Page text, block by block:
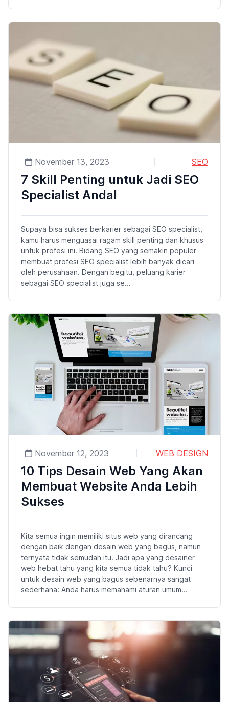
November 13, 2023 SEO
7 Skill Penting untuk Jadi SEO
Specialist Andal
Supaya bisa sukses berkarier sebagai SEO specialist,
kamu harus menguasai ragam skill penting dan khusus
untuk profesi ini. Bidang SEO yang semakin populer
membuat profesi SEO specialist lebih banyak dicari
oleh perusahaan. Dengan begitu, peluang karier
sebagai SEO specialist juga se...
November 12, 2023 WEB DESIGN
10 Tips Desain Web Yang Akan
Membuat Website Anda Lebih
Sukses
Kita semua ingin memiliki situs web yang dirancang
dengan baik dengan desain web yang bagus, namun
ternyata tidak semudah itu. Jadi apa yang desainer
web hebat tahu yang kita semua tidak tahu? Kunci
untuk desain web yang bagus sebenarnya sangat
sederhana: Anda harus memahami aturan umum...